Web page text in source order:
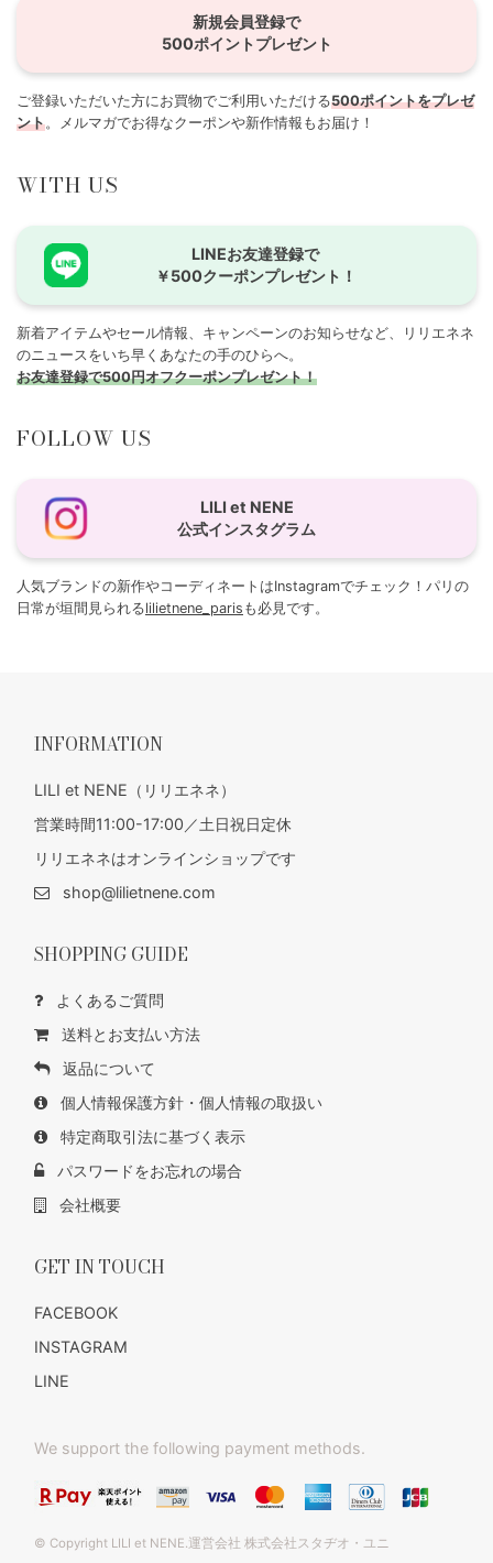
新規会員登録で
500ポイントプレゼント
ご登録いただいた方にお買物でご利用いただける500ポイントをプレゼ
ント。メルマガでお得なクーポンや新作情報もお届け！
WITH US
LINEお友達登録で
￥500クーポンプレゼント！
新着アイテムやセール情報、キャンペーンのお知らせなど、リリエネネ
のニュースをいち早くあなたの手のひらへ。
お友達登録で500円オフクーポンプレゼント！
FOLLOW US
LILI et NENE
公式インスタグラム
人気ブランドの新作やコーディネートはInstagramでチェック！パリの
日常が垣間見られるlilietnene_paris も必見です。
INFORMATION
LILI et NENE（リリエネネ）
営業時間11:00-17:00／土日祝日定休
リリエネネはオンラインショップです
shop@lilietnene.com
SHOPPING GUIDE
よくあるご質問
送料とお支払い方法
返品について
個人情報保護方針・個人情報の取扱い
特定商取引法に基づく表示
パスワードをお忘れの場合
会社概要
GET IN TOUCH
FACEBOOK
INSTAGRAM
LINE
We support the following payment methods.
© Copyright LILI et NENE.運営会社 株式会社スタヂオ・ユニ